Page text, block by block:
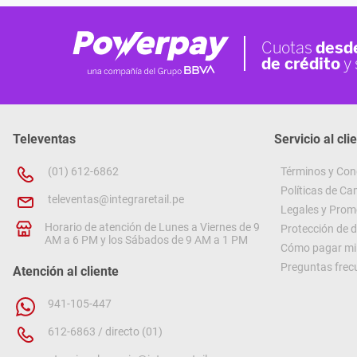
Televentas
(01) 612-6862
televentas@integraretail.pe
Horario de atención de Lunes a Viernes de 9
AM a 6 PM y los Sábados de 9 AM a 1 PM
Atención al cliente
941-105-447
612-6863 / directo (01)
Servicio al
Términos y
Políticas de
Legales y
Protección de
Cómo pagar
Preguntas